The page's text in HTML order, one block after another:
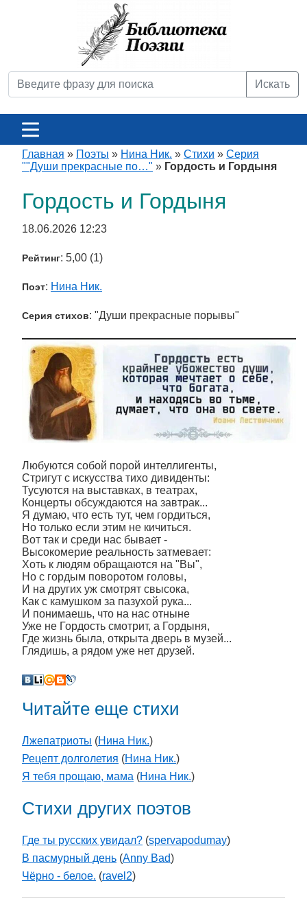
Искать
Главная » Поэты » Нина Ник. » Стихи » Серия
""Души прекрасные по…" » Гордость и Гордыня
Гордость и Гордыня
18.06.2026 12:23
Рейтинг: 5,00 (1)
Поэт: Нина Ник.
Серия стихов: "Души прекрасные порывы"
Любуются собой порой интеллигенты,
Стригут с искусства тихо дивиденты:
Тусуются на выставках, в театрах,
Концерты обсуждаются на завтрак...
Я думаю, что есть тут, чем гордиться,
Но только если этим не кичиться.
Вот так и среди нас бывает -
Высокомерие реальность затмевает:
Хоть к людям обращаются на "Вы",
Но с гордым поворотом головы,
И на других уж смотрят свысока,
Как с камушком за пазухой рука...
И понимаешь, что на нас отныне
Уже не Гордость смотрит, а Гордыня,
Где жизнь была, открыта дверь в музей...
Глядишь, а рядом уже нет друзей.
Читайте еще стихи
Лжепатриоты (Нина Ник.)
Рецепт долголетия (Нина Ник.)
Я тебя прощаю, мама (Нина Ник.)
Стихи других поэтов
Где ты русских увидал? (spervapodumay)
В пасмурный день (Anny Bad)
Чёрно - белое. (ravel2)